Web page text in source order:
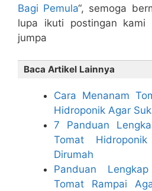
Bagi Pemula“, semoga
lupa ikuti postingan kami
jumpa
Baca Artikel Lainnya
Cara Menanam
Hidroponik Agar
7 Panduan
Tomat
Dirumah
Panduan
Tomat Rampai